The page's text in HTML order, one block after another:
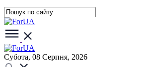
Субота, 08 Серпня, 2026